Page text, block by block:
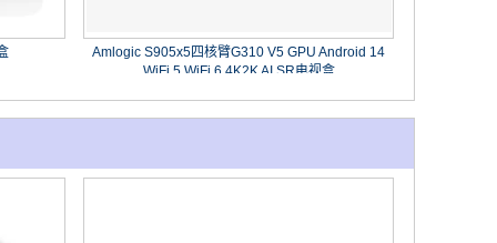
Amlogic S905x5四核臂G310 V5 GPU Android 14
WiFi 5 WiFi 6 4K2K AI SR电视盒